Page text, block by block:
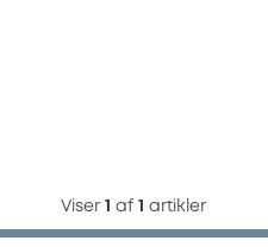
Viser 1 af 1 artikler